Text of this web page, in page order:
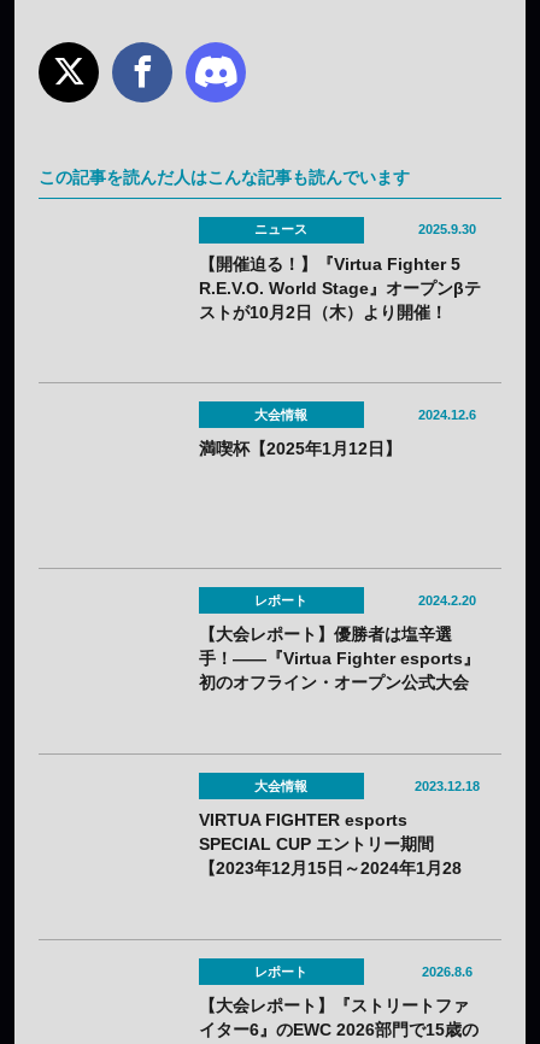
この記事を読んだ人はこんな記事も読んでいます
ニュース 2025.9.30
【開催迫る！】『Virtua Fighter 5
R.E.V.O. World Stage』オープンβテ
ストが10月2日（木）より開催！
大会情報 2024.12.6
満喫杯【2025年1月12日】
レポート 2024.2.20
【大会レポート】優勝者は塩辛選
手！——『Virtua Fighter esports』
初のオフライン・オープン公式大会
大会情報 2023.12.18
VIRTUA FIGHTER esports
SPECIAL CUP エントリー期間
【2023年12月15日～2024年1月28
レポート 2026.8.6
【大会レポート】『ストリートファ
イター6』のEWC 2026部門で15歳の